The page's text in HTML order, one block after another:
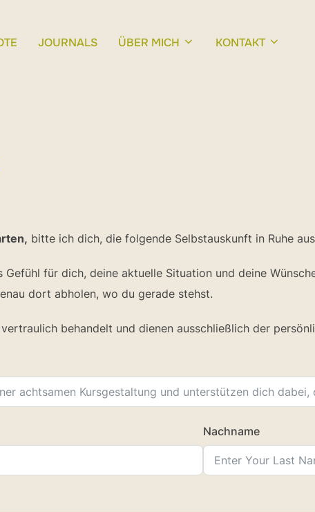
JOURNALS ÜBER MICH KONTAKT
bitte ich dich, die folgende Selbstauskunft in Ruhe
für dich, deine aktuelle Situation und deine
dort abholen, wo du gerade stehst.
behandelt und dienen ausschließlich der
Nachname